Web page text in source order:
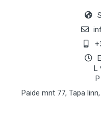
L
Paide mnt 77, Tapa